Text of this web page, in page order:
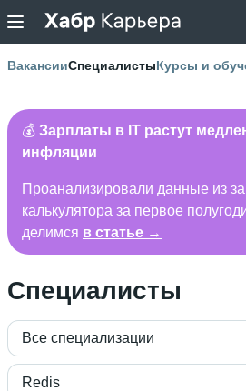
ВакансииСпециалистыКурсы и
💰 Зарплаты в IT растут
инфляции
Проанализировали данные из
калькулятора за первое
делимся в статье →
Специалисты
Все специализации
Redis